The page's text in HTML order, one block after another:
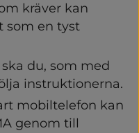
kräver kan
som en tyst
du, som med
instruktionerna.
mobiltelefon kan
genom till